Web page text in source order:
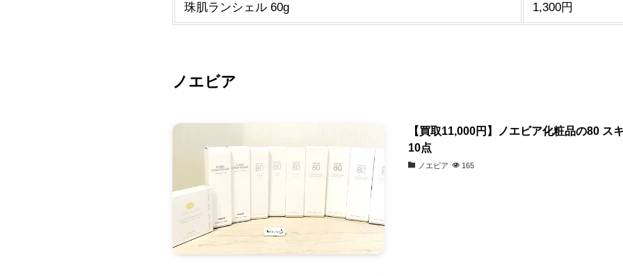
珠肌ランシェル 60g 1,300円
ノエビア
【買取11,000円】ノエビア化粧品の80 ス
10点
ノエビア 165